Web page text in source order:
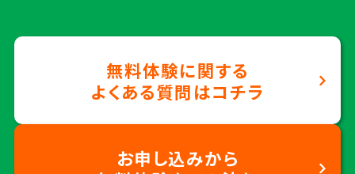
無料体験に関する
よくある質問はコチラ
お申し込みから